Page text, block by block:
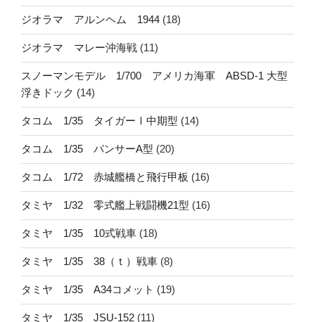
ジオラマ アルンヘム 1944 (18)
ジオラマ マレー沖海戦 (11)
スノーマンモデル 1/700 アメリカ海軍 ABSD-1 大型
浮きドック (14)
タコム 1/35 タイガーⅠ中期型 (14)
タコム 1/35 パンサーA型 (20)
タコム 1/72 赤城艦橋と飛行甲板 (16)
タミヤ 1/32 零式艦上戦闘機21型 (16)
タミヤ 1/35 10式戦車 (18)
タミヤ 1/35 38（ｔ）戦車 (8)
タミヤ 1/35 A34コメット (19)
タミヤ 1/35 JSU-152 (11)